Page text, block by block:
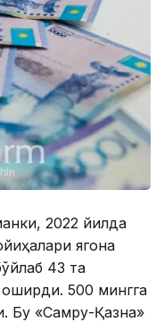
2022 йилда
ягона
43 та
500 мингга
Бу «Самруқ-Қазна»